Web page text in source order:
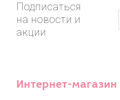
Подписаться
на новости и
акции
Интернет-магазин